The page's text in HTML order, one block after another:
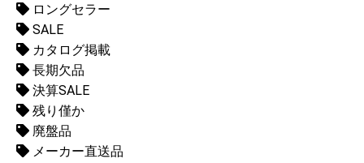
ロングセラー
SALE
カタログ掲載
長期欠品
決算SALE
残り僅か
廃盤品
メーカー直送品